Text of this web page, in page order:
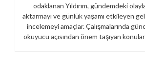
odaklanan Yıldırım, gündemdeki
aktarmayı ve günlük yaşamı etkileyen
incelemeyi amaçlar. Çalışmalarında
okuyucu açısından önem taşıyan